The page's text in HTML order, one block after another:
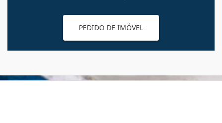
PEDIDO DE IMÓVEL